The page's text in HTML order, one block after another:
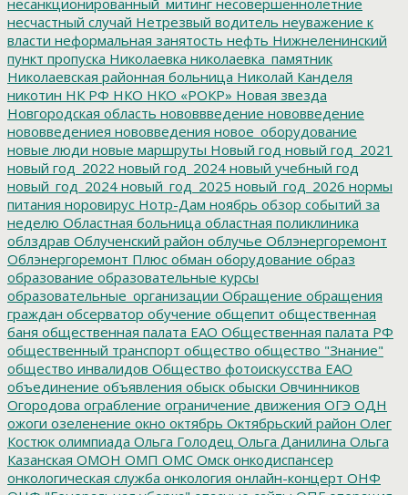
несчастный случай Нетрезвый водитель неуважение к
власти неформальная занятость нефть Нижнеленинский
пункт пропуска Николаевка николаевка_памятник
Николаевская районная больница Николай Канделя
никотин НК РФ НКО НКО «РОКР» Новая звезда
Новгородская область нововвведение нововведение
нововведениея нововведения новое_оборудование
новые люди новые маршруты Новый год новый год_2021
новый год_2022 новый год_2024 новый учебный год
новый_год_2024 новый_год_2025 новый_год_2026 нормы
питания норовирус Нотр-Дам ноябрь обзор событий за
неделю Областная больница областная поликлиника
облздрав Облученский район облучье Облэнергоремонт
Облэнергоремонт Плюс обман оборудование образ
образование образовательные курсы
образовательные_организации Обращение обращения
граждан обсерватор обучение общепит общественная
баня общественная палата ЕАО Общественная палата РФ
общественный транспорт общество общество "Знание"
общество инвалидов Общество фотоискусства ЕАО
объединение объявления обыск обыски Овчинников
Огородова ограбление ограничение движения ОГЭ ОДН
ожоги озеленение окно октябрь Октябрьский район Олег
Костюк олимпиада Ольга Голодец Ольга Данилина Ольга
Казанская ОМОН ОМП ОМС Омск онкодиспансер
онкологическая служба онкология онлайн-концерт ОНФ